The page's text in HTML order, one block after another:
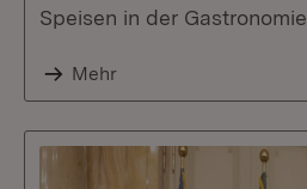
Speisen in der Gastronomie.
Mehr